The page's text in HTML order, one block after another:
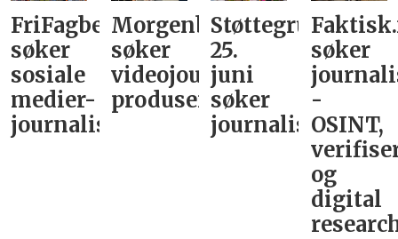
FriFagbevegelse
søker
sosiale
medier-
journalist
Morgenbladet
søker
videojournalist/podkast-
produsent
Støttegruppa
25.
juni
søker
journalist
søker
-
OSINT,
og
digital